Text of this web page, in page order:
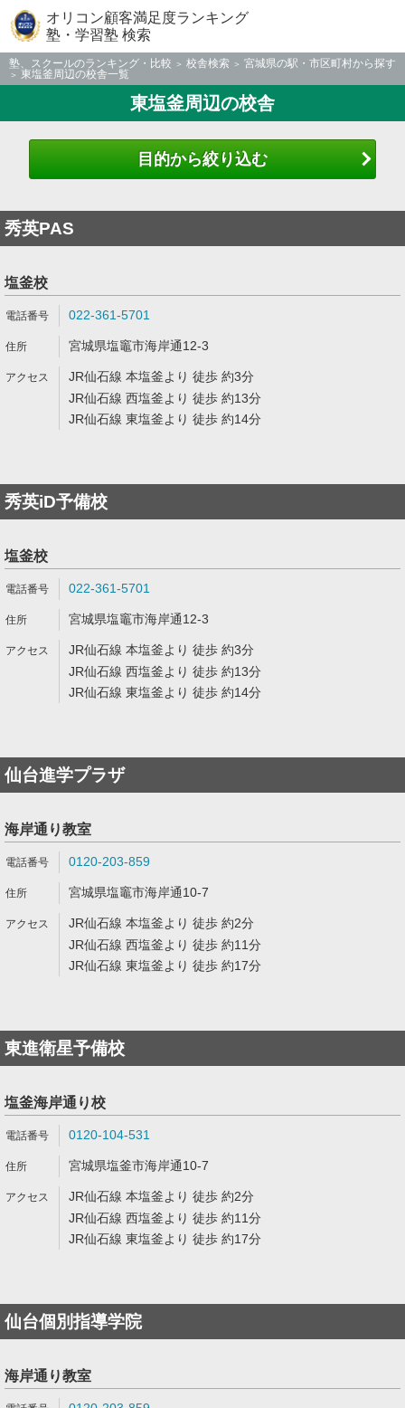
オリコン顧客満足度ランキング
塾・学習塾 検索
塾、スクールのランキング・比較 校舎検索
宮城県の駅・市区町村から探す
東塩釜周辺の校舎一覧
東塩釜周辺の校舎
目的から絞り込む
秀英PAS
塩釜校
022-361-5701
宮城県塩竈市海岸通12-3
JR仙石線 本塩釜より 徒歩 約3分
JR仙石線 西塩釜より 徒歩 約13分
JR仙石線 東塩釜より 徒歩 約14分
秀英iD予備校
塩釜校
022-361-5701
宮城県塩竈市海岸通12-3
JR仙石線 本塩釜より 徒歩 約3分
JR仙石線 西塩釜より 徒歩 約13分
JR仙石線 東塩釜より 徒歩 約14分
仙台進学プラザ
海岸通り教室
0120-203-859
宮城県塩竈市海岸通10-7
JR仙石線 本塩釜より 徒歩 約2分
JR仙石線 西塩釜より 徒歩 約11分
JR仙石線 東塩釜より 徒歩 約17分
東進衛星予備校
塩釜海岸通り校
0120-104-531
宮城県塩釜市海岸通10-7
JR仙石線 本塩釜より 徒歩 約2分
JR仙石線 西塩釜より 徒歩 約11分
JR仙石線 東塩釜より 徒歩 約17分
仙台個別指導学院
海岸通り教室